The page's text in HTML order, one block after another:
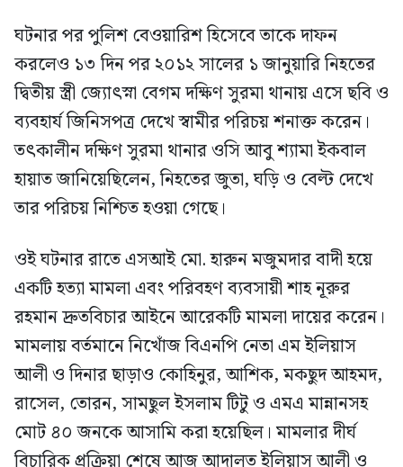
ঘটনার পর পুলিশ বেওয়ারিশ হিসেবে তাকে দাফন
করলেও ১৩ দিন পর ২০১২ সালের ১ জানুয়ারি নিহতের
দ্বিতীয় স্ত্রী জ্যোৎস্না বেগম দক্ষিণ সুরমা থানায় এসে ছবি ও
ব্যবহার্য জিনিসপত্র দেখে স্বামীর পরিচয় শনাক্ত করেন।
তৎকালীন দক্ষিণ সুরমা থানার ওসি আবু শ্যামা ইকবাল
হায়াত জানিয়েছিলেন, নিহতের জুতা, ঘড়ি ও বেল্ট দেখে
তার পরিচয় নিশ্চিত হওয়া গেছে।
ওই ঘটনার রাতে এসআই মো. হারুন মজুমদার বাদী হয়ে
একটি হত্যা মামলা এবং পরিবহণ ব্যবসায়ী শাহ নূরুর
রহমান দ্রুতবিচার আইনে আরেকটি মামলা দায়ের করেন।
মামলায় বর্তমানে নিখোঁজ বিএনপি নেতা এম ইলিয়াস
আলী ও দিনার ছাড়াও কোহিনুর, আশিক, মকছুদ আহমদ,
রাসেল, তোরন, সামছুল ইসলাম টিটু ও এমএ মান্নানসহ
মোট ৪০ জনকে আসামি করা হয়েছিল। মামলার দীর্ঘ